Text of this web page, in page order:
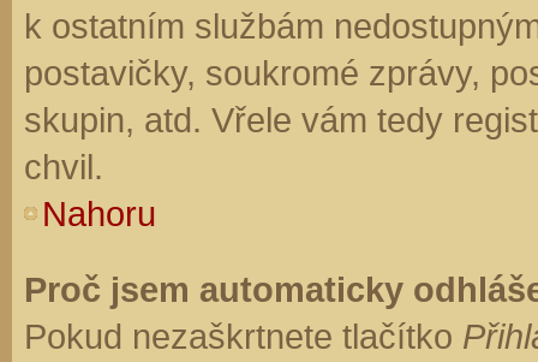
k ostatním službám
postavičky, soukromé zprávy,
skupin, atd. Vřele vám tedy
chvil.
Nahoru
Proč jsem automaticky
Pokud nezaškrtnete tlačítko